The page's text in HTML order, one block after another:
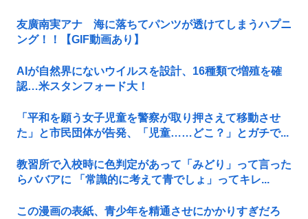
友廣南実アナ 海に落ちてパンツが透けてしまうハプニ
ング！！【GIF動画あり】
AIが自然界にないウイルスを設計、16種類で増殖を確
認…米スタンフォード大！
「平和を願う女子児童を警察が取り押さえて移動させ
た」と市民団体が告発、「児童……どこ？」とガチで...
教習所で入校時に色判定があって「みどり」って言った
らババアに 「常識的に考えて青でしょ」ってキレ...
この漫画の表紙、青少年を精通させにかかりすぎだろ